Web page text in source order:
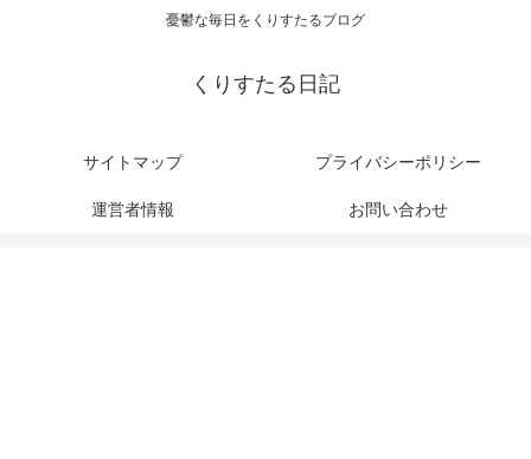
憂鬱な毎日をくりすたるブログ
くりすたる日記
サイトマップ プライバシーポリシー
運営者情報 お問い合わせ